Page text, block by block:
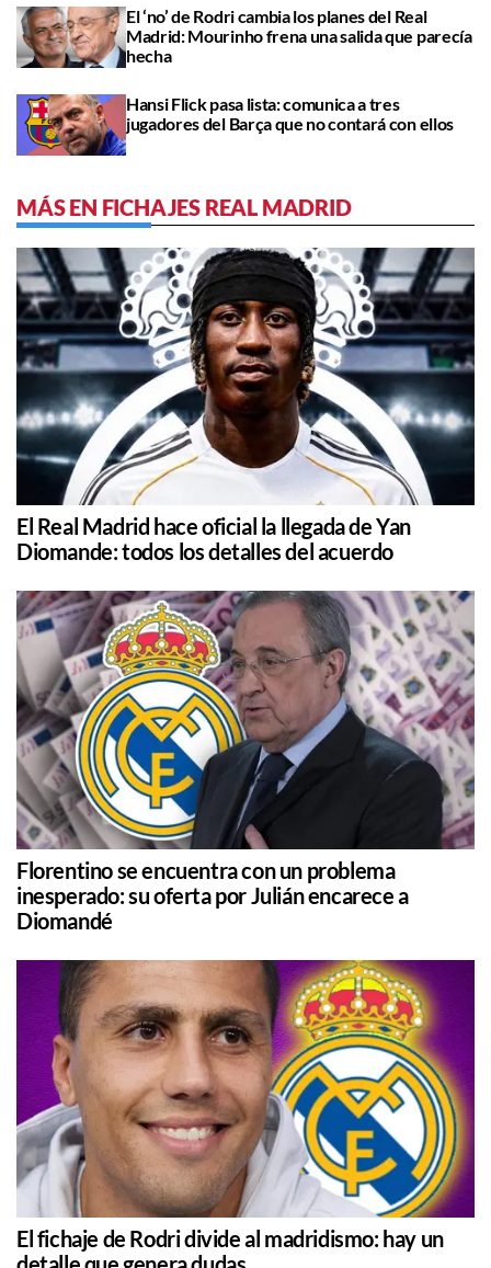
El ‘no’ de Rodri cambia los planes del Real
Madrid: Mourinho frena una salida que parecía
hecha
Hansi Flick pasa lista: comunica a tres
jugadores del Barça que no contará con ellos
MÁS EN FICHAJES REAL MADRID
El Real Madrid hace oficial la llegada de Yan
Diomande: todos los detalles del acuerdo
Florentino se encuentra con un problema
inesperado: su oferta por Julián encarece a
Diomandé
El fichaje de Rodri divide al madridismo: hay un